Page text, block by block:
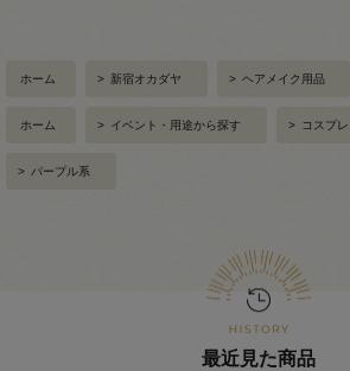
ホーム > 新宿オカダヤ > ヘアメイク用品
ホーム > イベント・用途から探す > コスプレ
> パープル系
最近見た商品